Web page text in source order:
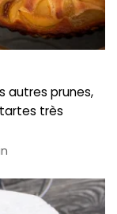
autres prunes,
très